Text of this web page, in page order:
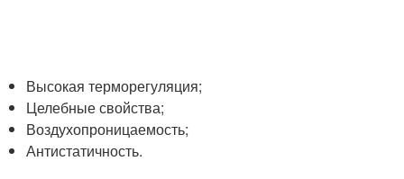
Высокая терморегуляция;
Целебные свойства;
Воздухопроницаемость;
Антистатичность.